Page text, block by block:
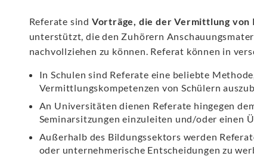
Referate sind Vorträge, die der Vermittlung von
unterstützt, die den Zuhörern
nachvollziehen zu können. Referat können in
In Schulen sind Referate eine beliebte
Vermittlungskompetenzen von Schülern
An Universitäten dienen Referate hingegen
Seminarsitzungen einzuleiten und/oder einen
Außerhalb des Bildungssektors werden
oder unternehmerische Entscheidungen zu